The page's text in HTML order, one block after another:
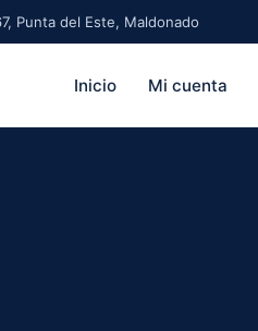
Punta del Este, Maldonado
Inicio Mi cuenta